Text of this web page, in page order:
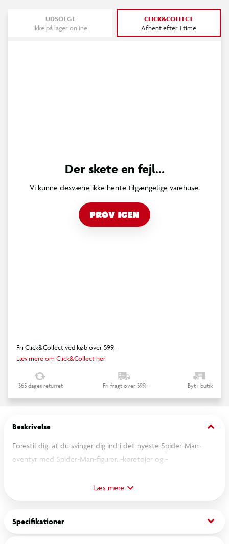
UDSOLGT
Ikke på lager online
CLICK&COLLECT
Afhent efter 1 time
Der skete en fejl...
Vi kunne desværre ikke hente tilgængelige varehuse.
PRØV IGEN
Fri Click&Collect ved køb over 599,-
Læs mere om Click&Collect her
365 dages returret Fri fragt over 599,- Byt i butik
Beskrivelse keyboard_arrow_down
Forestil dig, at du svinger dig ind i det nyeste Spider-Man-
eventyr med Spider-Man-figurer, -køretøjer og -
Med denne klassisk inspirerede legetøjsserie kan barnet
forestille sig, hvordan Spider-Man kaster med net og kravler
Forestil dig helten, der kaster med net og svinger sig gennem
Læs mere
Specifikationer keyboard_arrow_down